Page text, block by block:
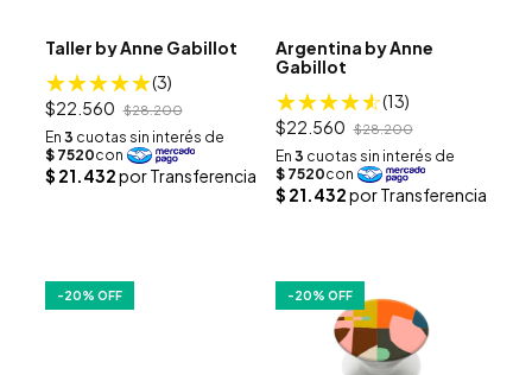
Taller by Anne Gabillot
(3)
$22.560 $28.200
Argentina by Anne
Gabillot
(13)
$22.560 $28.200
-20% OFF -20% OFF